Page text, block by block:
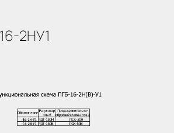
2НУ1